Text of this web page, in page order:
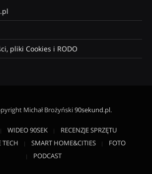
pliki Cookies i RODO
Michał Brożyński90sekund.pl.
WIDEO 90SEK
RECENZJE SPRZĘTU
TECH
SMART HOME&CITIES
FOTO
PODCAST